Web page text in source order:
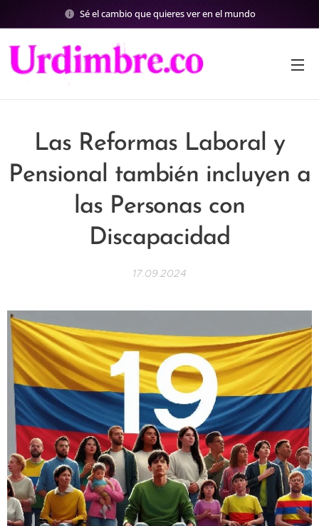
Sé el cambio que quieres ver en el mundo
Las Reformas Laboral y
Pensional también incluyen a
las Personas con
Discapacidad
17.09.2024